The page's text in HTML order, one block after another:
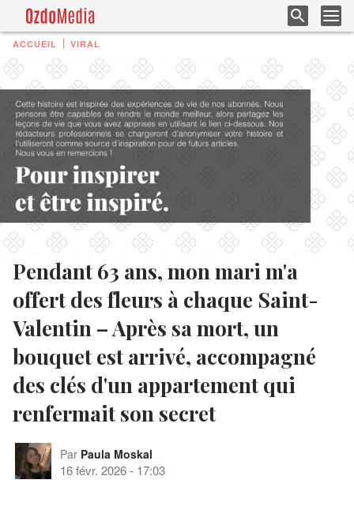
ACCUEIL VIRAL
Pendant 63 ans, mon mari m'a
offert des fleurs à chaque Saint-
Valentin – Après sa mort, un
bouquet est arrivé, accompagné
des clés d'un appartement qui
renfermait son secret
Par Paula Moskal
16 févr. 2026- 17:03